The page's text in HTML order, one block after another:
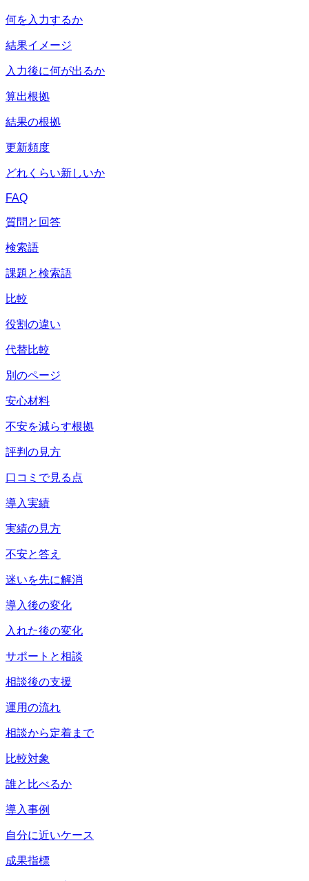
何を入力するか
結果イメージ
入力後に何が出るか
算出根拠
結果の根拠
更新頻度
どれくらい新しいか
FAQ
質問と回答
検索語
課題と検索語
比較
役割の違い
代替比較
別のページ
安心材料
不安を減らす根拠
評判の見方
口コミで見る点
導入実績
実績の見方
不安と答え
迷いを先に解消
導入後の変化
入れた後の変化
サポートと相談
相談後の支援
運用の流れ
相談から定着まで
比較対象
誰と比べるか
導入事例
自分に近いケース
成果指標